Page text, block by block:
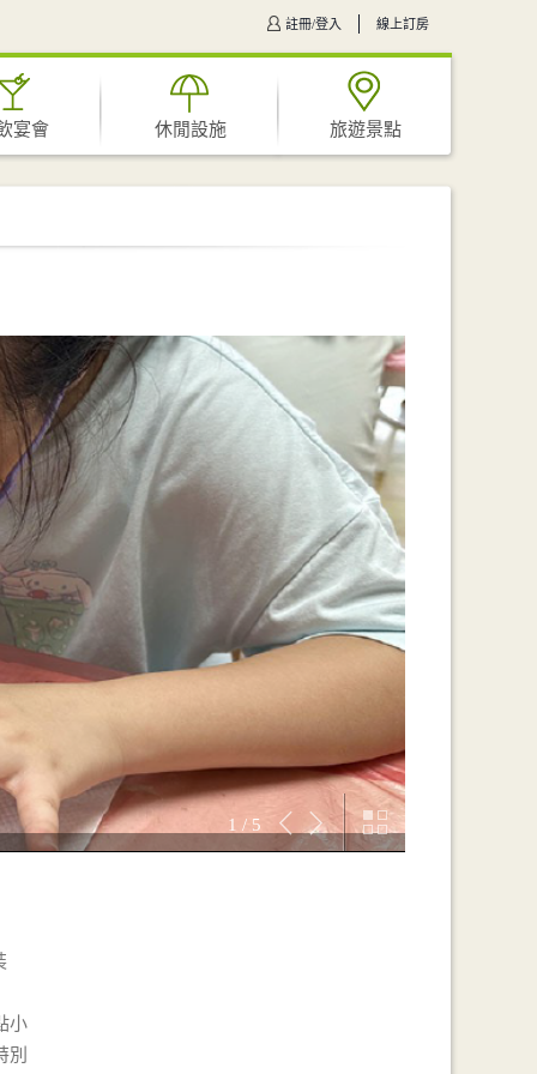
註冊/登入 線上訂房
宴會 休閒設施 旅遊景點
1 / 5
小
別